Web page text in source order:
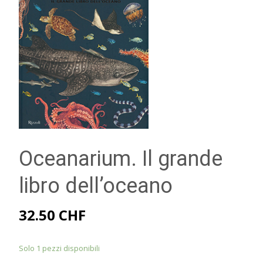
Oceanarium. Il grande
libro dell’oceano
32.50 CHF
Solo 1 pezzi disponibili